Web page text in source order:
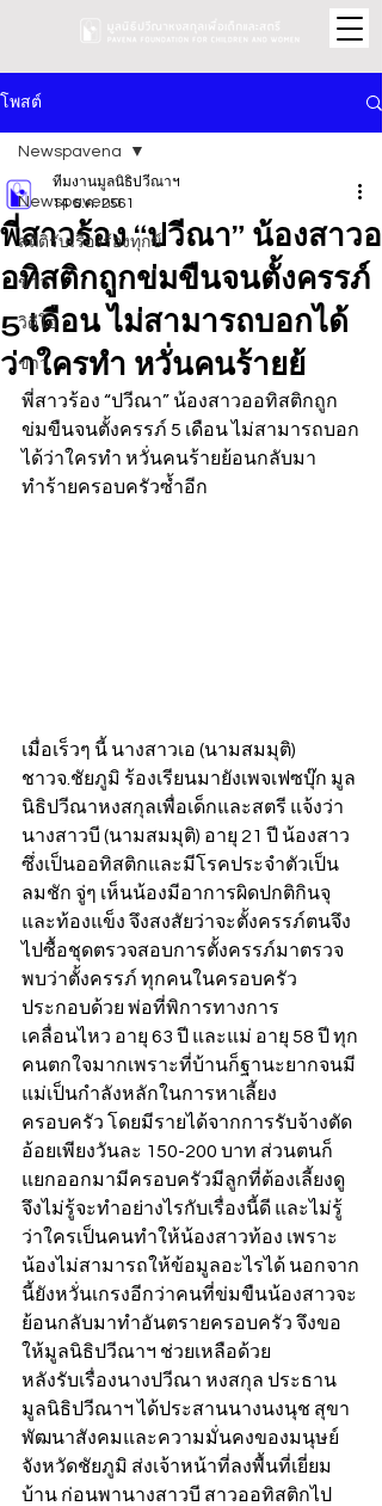
โพสต์
Newspavena
สถิติรับเรื่องร้องทุกข์
ข่าว
วิดีโอ
ข่าว
Newspavena
พี่สาวร้อง “ปวีณา” น้องสาวอ
อทิสติกถูกข่มขืนจนตั้งครรภ์
5 เดือน ไม่สามารถบอกได้
ว่าใครทำ หวั่นคนร้ายย้
ทีมงานมูลนิธิปวีณาฯ
14 ธ.ค. 2561
พี่สาวร้อง “ปวีณา” น้องสาวออทิสติกถูก
ข่มขืนจนตั้งครรภ์ 5 เดือน ไม่สามารถบอก
ได้ว่าใครทำ หวั่นคนร้ายย้อนกลับมา
ทำร้ายครอบครัวซ้ำอีก
เมื่อเร็วๆ นี้ นางสาวเอ (นามสมมุติ)
ชาวจ.ชัยภูมิ ร้องเรียนมายังเพจเฟซบุ๊ก มูล
นิธิปวีณาหงสกุลเพื่อเด็กและสตรี แจ้งว่า
นางสาวบี (นามสมมุติ) อายุ 21 ปี น้องสาว
ซึ่งเป็นออทิสติกและมีโรคประจำตัวเป็น
ลมชัก จู่ๆ เห็นน้องมีอาการผิดปกติกินจุ
และท้องแข็ง จึงสงสัยว่าจะตั้งครรภ์ตนจึง
ไปซื้อชุดตรวจสอบการตั้งครรภ์มาตรวจ
พบว่าตั้งครรภ์ ทุกคนในครอบครัว
ประกอบด้วย พ่อที่พิการทางการ
เคลื่อนไหว อายุ 63 ปี และแม่ อายุ 58 ปี ทุก
คนตกใจมากเพราะที่บ้านก็ฐานะยากจนมี
แม่เป็นกำลังหลักในการหาเลี้ยง
ครอบครัว โดยมีรายได้จากการรับจ้างตัด
อ้อยเพียงวันละ 150-200 บาท ส่วนตนก็
แยกออกมามีครอบครัวมีลูกที่ต้องเลี้ยงดู
จึงไม่รู้จะทำอย่างไรกับเรื่องนี้ดี และไม่รู้
ว่าใครเป็นคนทำให้น้องสาวท้อง เพราะ
น้องไม่สามารถให้ข้อมูลอะไรได้ นอกจาก
นี้ยังหวั่นเกรงอีกว่าคนที่ข่มขืนน้องสาวจะ
ย้อนกลับมาทำอันตรายครอบครัว จึงขอ
ให้มูลนิธิปวีณาฯ ช่วยเหลือด้วย
หลังรับเรื่องนางปวีณา หงสกุล ประธาน
มูลนิธิปวีณาฯ ได้ประสานนางนงนุช สุขา
พัฒนาสังคมและความมั่นคงของมนุษย์
จังหวัดชัยภูมิ ส่งเจ้าหน้าที่ลงพื้นที่เยี่ยม
บ้าน ก่อนพานางสาวบี สาวออทิสติกไป